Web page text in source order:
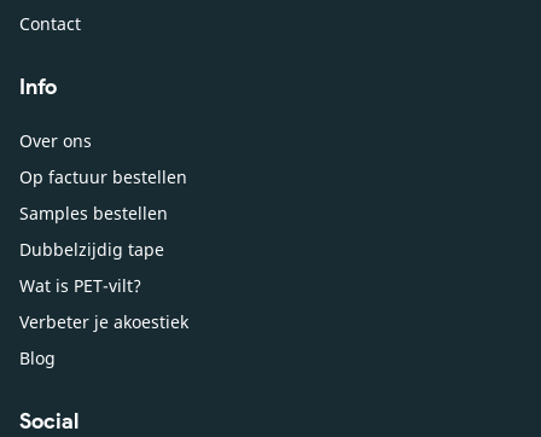
Contact
Info
Over ons
Op factuur bestellen
Samples bestellen
Dubbelzijdig tape
Wat is PET-vilt?
Verbeter je akoestiek
Blog
Social